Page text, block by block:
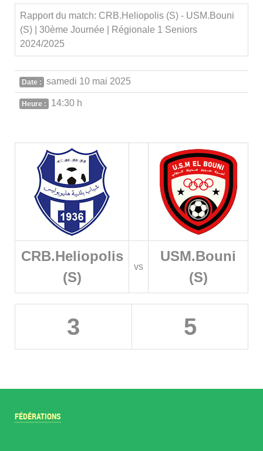
Rapport du match: CRB.Heliopolis (S) - USM.Bouni
(S) | 30ème Journée | Régionale 1 Seniors
2024/2025
Date : samedi 10 mai 2025
Heure : 14:30 h
CRB.Heliopolis
(S)
vs
USM.Bouni
(S)
3 5
FÉDÉRATIONS